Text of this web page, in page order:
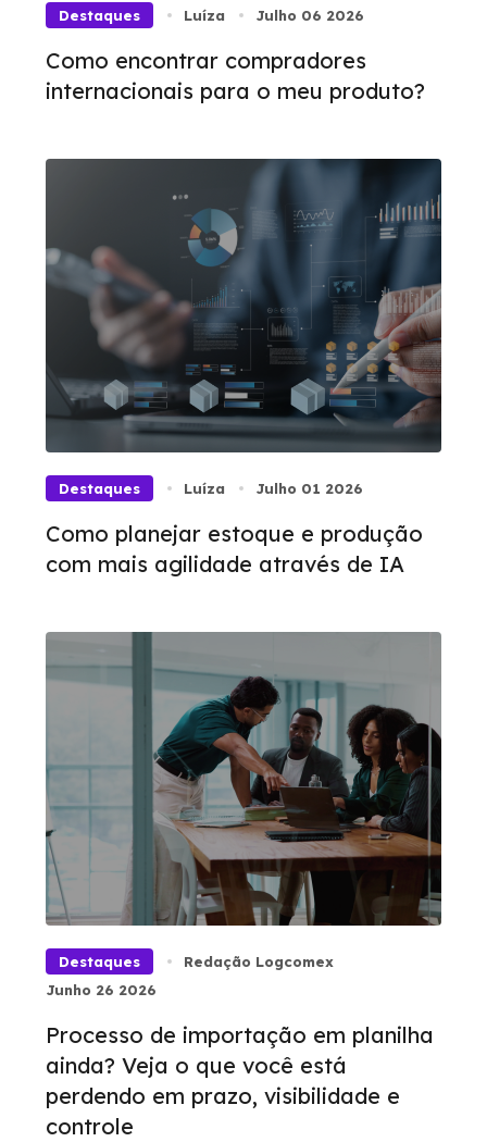
Destaques Luíza Julho 06 2026
Como encontrar compradores
internacionais para o meu produto?
Destaques Luíza Julho 01 2026
Como planejar estoque e produção
com mais agilidade através de IA
Destaques
Redação Logcomex
Junho 26 2026
Processo de importação em planilha
ainda? Veja o que você está
perdendo em prazo, visibilidade e
controle